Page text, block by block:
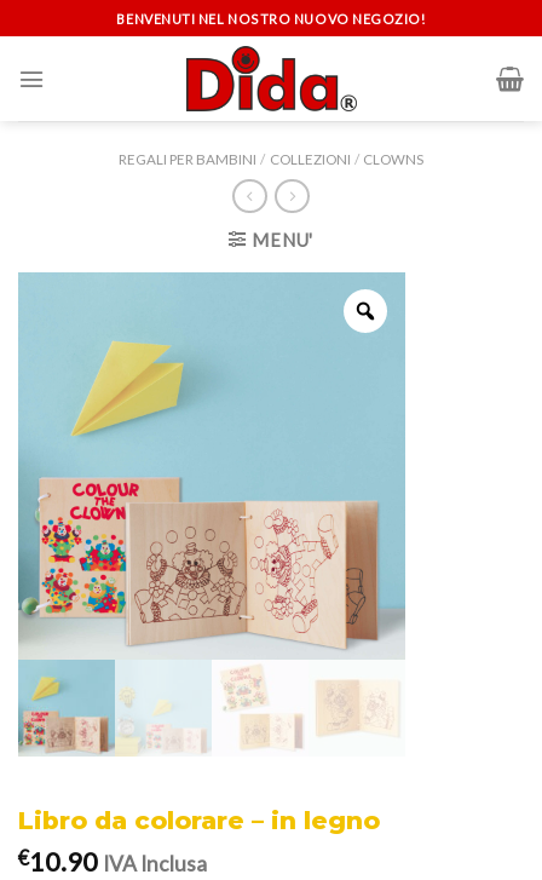
to
content
BENVENUTI NEL NOSTRO NUOVO NEGOZIO!
REGALI PER BAMBINI / COLLEZIONI / CLOWNS
MENU'
Libro da colorare – in legno
€10.90 IVA Inclusa